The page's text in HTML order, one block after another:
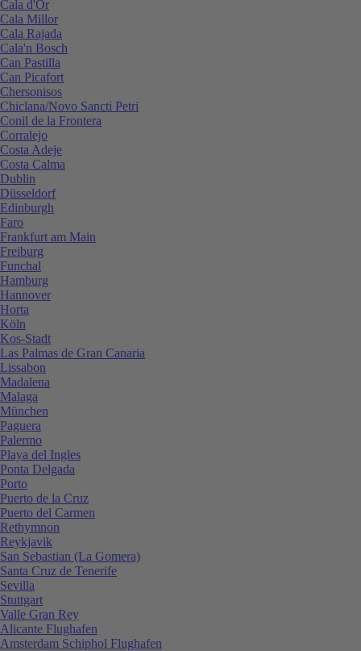
Cala d'Or
Cala Millor
Cala Rajada
Cala'n Bosch
Can Pastilla
Can Picafort
Chersonisos
Chiclana/Novo Sancti Petri
Conil de la Frontera
Corralejo
Costa Adeje
Costa Calma
Dublin
Düsseldorf
Edinburgh
Faro
Frankfurt am Main
Freiburg
Funchal
Hamburg
Hannover
Horta
Köln
Kos-Stadt
Las Palmas de Gran Canaria
Lissabon
Madalena
Malaga
München
Paguera
Palermo
Playa del Ingles
Ponta Delgada
Porto
Puerto de la Cruz
Puerto del Carmen
Rethymnon
Reykjavik
San Sebastian (La Gomera)
Santa Cruz de Tenerife
Sevilla
Stuttgart
Valle Gran Rey
Alicante Flughafen
Amsterdam Schiphol Flughafen